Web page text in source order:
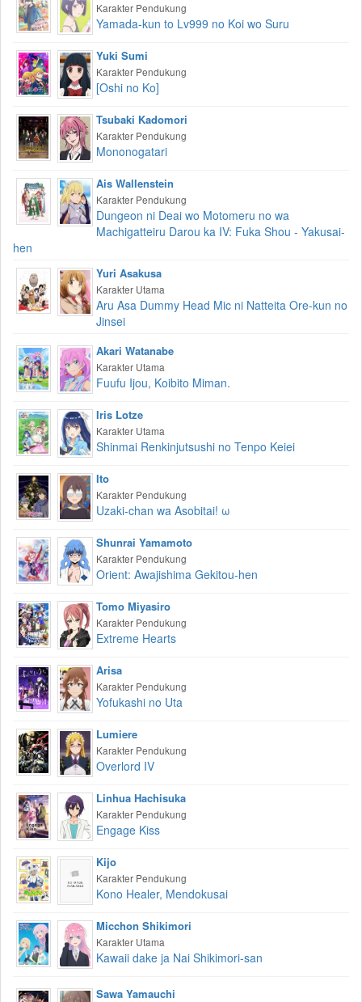
Karakter Pendukung
Yamada-kun to Lv999 no Koi wo Suru
Yuki Sumi
Karakter Pendukung
[Oshi no Ko]
Tsubaki Kadomori
Karakter Pendukung
Mononogatari
Ais Wallenstein
Karakter Pendukung
Dungeon ni Deai wo Motomeru no wa
Machigatteiru Darou ka IV: Fuka Shou - Yakusai-
hen
Yuri Asakusa
Karakter Utama
Aru Asa Dummy Head Mic ni Natteita Ore-kun no
Jinsei
Akari Watanabe
Karakter Utama
Fuufu Ijou, Koibito Miman.
Iris Lotze
Karakter Utama
Shinmai Renkinjutsushi no Tenpo Keiei
Ito
Karakter Pendukung
Uzaki-chan wa Asobitai! ω
Shunrai Yamamoto
Karakter Pendukung
Orient: Awajishima Gekitou-hen
Tomo Miyasiro
Karakter Pendukung
Extreme Hearts
Arisa
Karakter Pendukung
Yofukashi no Uta
Lumiere
Karakter Pendukung
Overlord IV
Linhua Hachisuka
Karakter Pendukung
Engage Kiss
Kijo
Karakter Pendukung
Kono Healer, Mendokusai
Micchon Shikimori
Karakter Utama
Kawaii dake ja Nai Shikimori-san
Sawa Yamauchi